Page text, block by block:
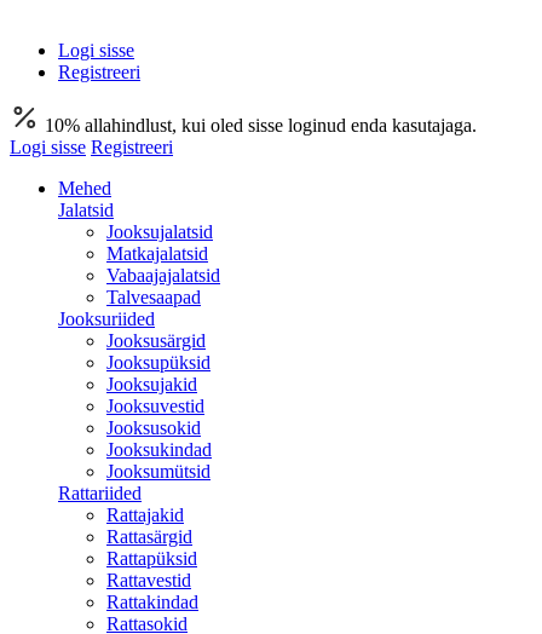
Logi sisse
Registreeri
10% allahindlust, kui oled sisse loginud enda kasutajaga.
Logi sisse Registreeri
Mehed
Jalatsid
Jooksujalatsid
Matkajalatsid
Vabaajajalatsid
Talvesaapad
Jooksuriided
Jooksusärgid
Jooksupüksid
Jooksujakid
Jooksuvestid
Jooksusokid
Jooksukindad
Jooksumütsid
Rattariided
Rattajakid
Rattasärgid
Rattapüksid
Rattavestid
Rattakindad
Rattasokid